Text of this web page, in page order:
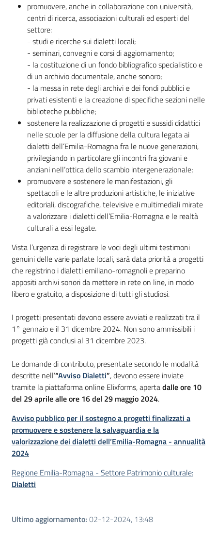
promuovere, anche in collaborazione con università,
centri di ricerca, associazioni culturali ed esperti del
settore:
- studi e ricerche sui dialetti locali;
- seminari, convegni e corsi di aggiornamento;
- la costituzione di un fondo bibliografico specialistico e
di un archivio documentale, anche sonoro;
- la messa in rete degli archivi e dei fondi pubblici e
privati esistenti e la creazione di specifiche sezioni nelle
biblioteche pubbliche;
sostenere la realizzazione di progetti e sussidi didattici
nelle scuole per la diffusione della cultura legata ai
dialetti dell’Emilia-Romagna fra le nuove generazioni,
privilegiando in particolare gli incontri fra giovani e
anziani nell’ottica dello scambio intergenerazionale;
promuovere e sostenere le manifestazioni, gli
spettacoli e le altre produzioni artistiche, le iniziative
editoriali, discografiche, televisive e multimediali mirate
a valorizzare i dialetti dell’Emilia-Romagna e le realtà
culturali a essi legate.
Vista l’urgenza di registrare le voci degli ultimi testimoni
genuini delle varie parlate locali, sarà data priorità a progetti
che registrino i dialetti emiliano-romagnoli e preparino
appositi archivi sonori da mettere in rete on line, in modo
libero e gratuito, a disposizione di tutti gli studiosi.
I progetti presentati devono essere avviati e realizzati tra il
1° gennaio e il 31 dicembre 2024. Non sono ammissibili i
progetti già conclusi al 31 dicembre 2023.
Le domande di contributo, presentate secondo le modalità
descritte nell’“Avviso Dialetti”, devono essere inviate
tramite la piattaforma online Elixforms, apertadalle ore 10
del 29 aprile alle ore 16 del 29 maggio 2024.
Avviso pubblico per il sostegno a progetti finalizzati a
promuovere e sostenere la salvaguardia e la
valorizzazione dei dialetti dell’Emilia-Romagna - annualità
2024
Regione Emilia-Romagna - Settore Patrimonio culturale:
Dialetti
Ultimo aggiornamento: 02-12-2024, 13:48